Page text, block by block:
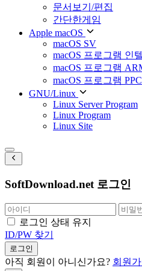
문서보기/편집
간단한게임
Apple macOS
macOS SV
macOS 프로그램 인
macOS 프로그램
macOS 프로그램 PPC
GNU/Linux
Linux Server Program
Linux Program
Linux Site
SoftDownload.net 로그인
로그인 상태 유지
ID/PW 찾기
로그인
아직 회원이 아니신가요? 회원가